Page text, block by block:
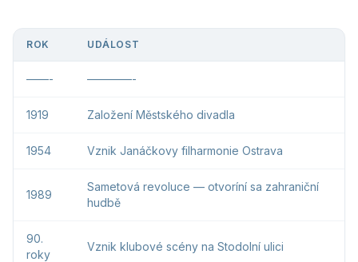
ROK UDÁLOST
——- ————-
1919 Založení Městského divadla
1954 Vznik Janáčkovy filharmonie Ostrava
1989
Sametová revoluce — otvoríní sa zahraniční
hudbě
90.
roky
Vznik klubové scény na Stodolní ulici